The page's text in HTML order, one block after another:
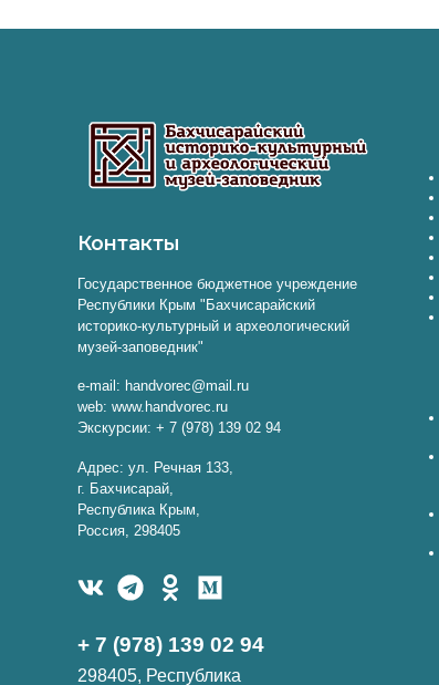
Контакты
Государственное бюджетное учреждение
Республики Крым "Бахчисарайский
историко-культурный и археологический
музей-заповедник"
e-mail: handvorec@mail.ru
web: www.handvorec.ru
Экскурсии: + 7 (978) 139 02 94
Адрес: ул. Речная 133,
г. Бахчисарай,
Республика Крым,
Россия, 298405
+ 7 (978) 139 02 94
298405, Республика